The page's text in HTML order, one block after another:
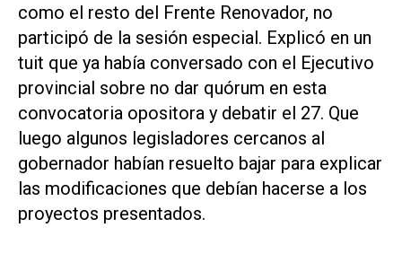
como el resto del Frente Renovador, no
participó de la sesión especial. Explicó en un
tuit que ya había conversado con el Ejecutivo
provincial sobre no dar quórum en esta
convocatoria opositora y debatir el 27. Que
luego algunos legisladores cercanos al
gobernador habían resuelto bajar para explicar
las modificaciones que debían hacerse a los
proyectos presentados.